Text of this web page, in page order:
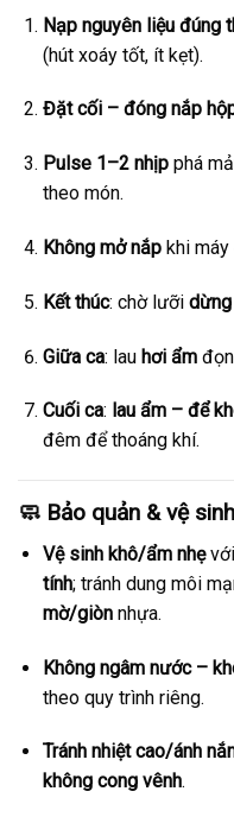
Nạp nguyên liệu đúng
(hút xoáy tốt, ít kẹt).
Đặt cối – đóng nắp
Pulse 1–2 nhịpphá
theo món.
Không mở nắpkhi máy
Kết thúc: chờ lưỡi
Giữa ca: lau hơi ẩm
Cuối ca: lau ẩm – để
đêm để thoáng khí.
🧼 Bảo quản & vệ sinh
Vệ sinh khô/ẩm nhẹvới
tính; tránh dung môi
mờ/giònnhựa.
Không ngâm nước –
theo quy trình riêng.
Tránh nhiệt cao/ánh
không cong vênh.